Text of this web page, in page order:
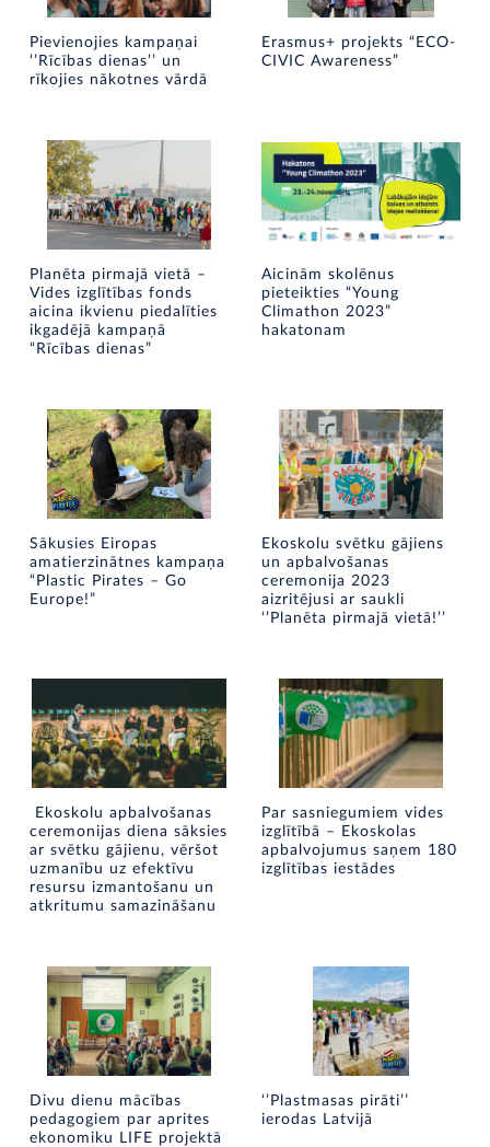
Pievienojies kampaņai
‘’Rīcības dienas’’ un
rīkojies nākotnes vārdā
Erasmus+ projekts “ECO-
CIVIC Awareness”
Planēta pirmajā vietā –
Vides izglītības fonds
aicina ikvienu piedalīties
ikgadējā kampaņā
“Rīcības dienas”
Aicinām skolēnus
pieteikties “Young
Climathon 2023”
hakatonam
Sākusies Eiropas
amatierzinātnes kampaņa
“Plastic Pirates – Go
Europe!”
Ekoskolu svētku gājiens
un apbalvošanas
ceremonija 2023
aizritējusi ar saukli
‘’Planēta pirmajā vietā!’’
Ekoskolu apbalvošanas
ceremonijas diena sāksies
ar svētku gājienu, vēršot
uzmanību uz efektīvu
resursu izmantošanu un
atkritumu samazināšanu
Par sasniegumiem vides
izglītībā – Ekoskolas
apbalvojumus saņem 180
izglītības iestādes
Divu dienu mācības
pedagogiem par aprites
ekonomiku LIFE projektā
‘’Plastmasas pirāti’’
ierodas Latvijā